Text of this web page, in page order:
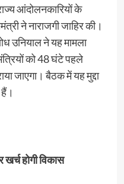
आंदोलनकारियों के
ने नाराजगी जाहिर की।
उनियाल ने यह मामला
को 48 घंटे पहले
जाएगा। बैठक में यह मुद्दा
होगी विकास